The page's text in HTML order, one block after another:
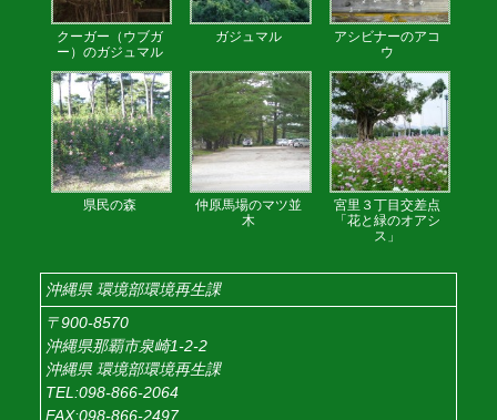
クーガー（ウブガ
ー）のガジュマル
ガジュマル
アシビナーのアコ
ウ
県民の森
仲原馬場のマツ並
木
宮里３丁目交差点
「花と緑のオアシ
ス」
沖縄県 環境部環境再生課
〒900-8570
沖縄県那覇市泉崎1-2-2
沖縄県 環境部環境再生課
TEL:098-866-2064
FAX:098-866-2497